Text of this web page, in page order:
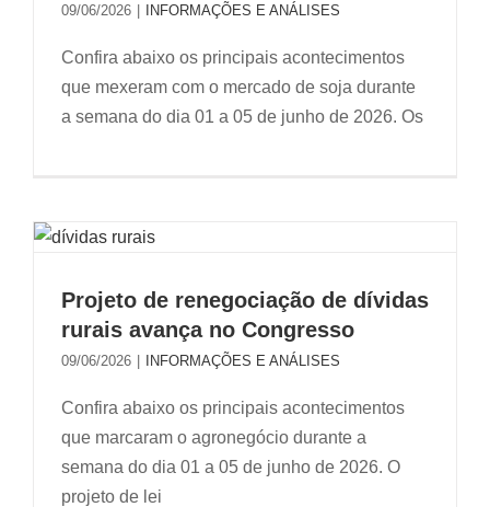
09/06/2026 | INFORMAÇÕES E ANÁLISES
Confira abaixo os principais acontecimentos
que mexeram com o mercado de soja durante
a semana do dia 01 a 05 de junho de 2026. Os
Projeto de renegociação de dívidas
rurais avança no Congresso
09/06/2026 INFORMAÇÕES E ANÁLISES
Confira abaixo os principais acontecimentos
que marcaram o agronegócio durante a
semana do dia 01 a 05 de junho de 2026. O
projeto de lei